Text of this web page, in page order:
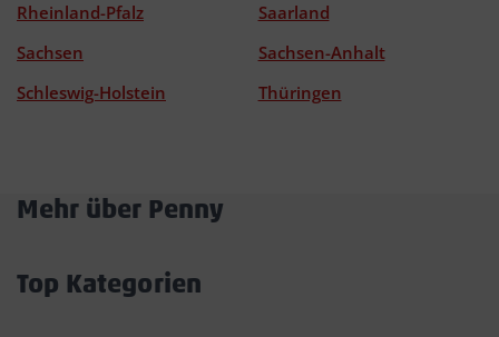
Rheinland-Pfalz
Saarland
Sachsen
Sachsen-Anhalt
Schleswig-Holstein
Thüringen
Mehr über Penny
Top Kategorien